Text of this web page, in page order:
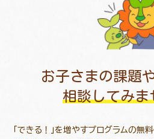
お子さまの課題
相談してみま
「できる！」を増やすプログラムの無